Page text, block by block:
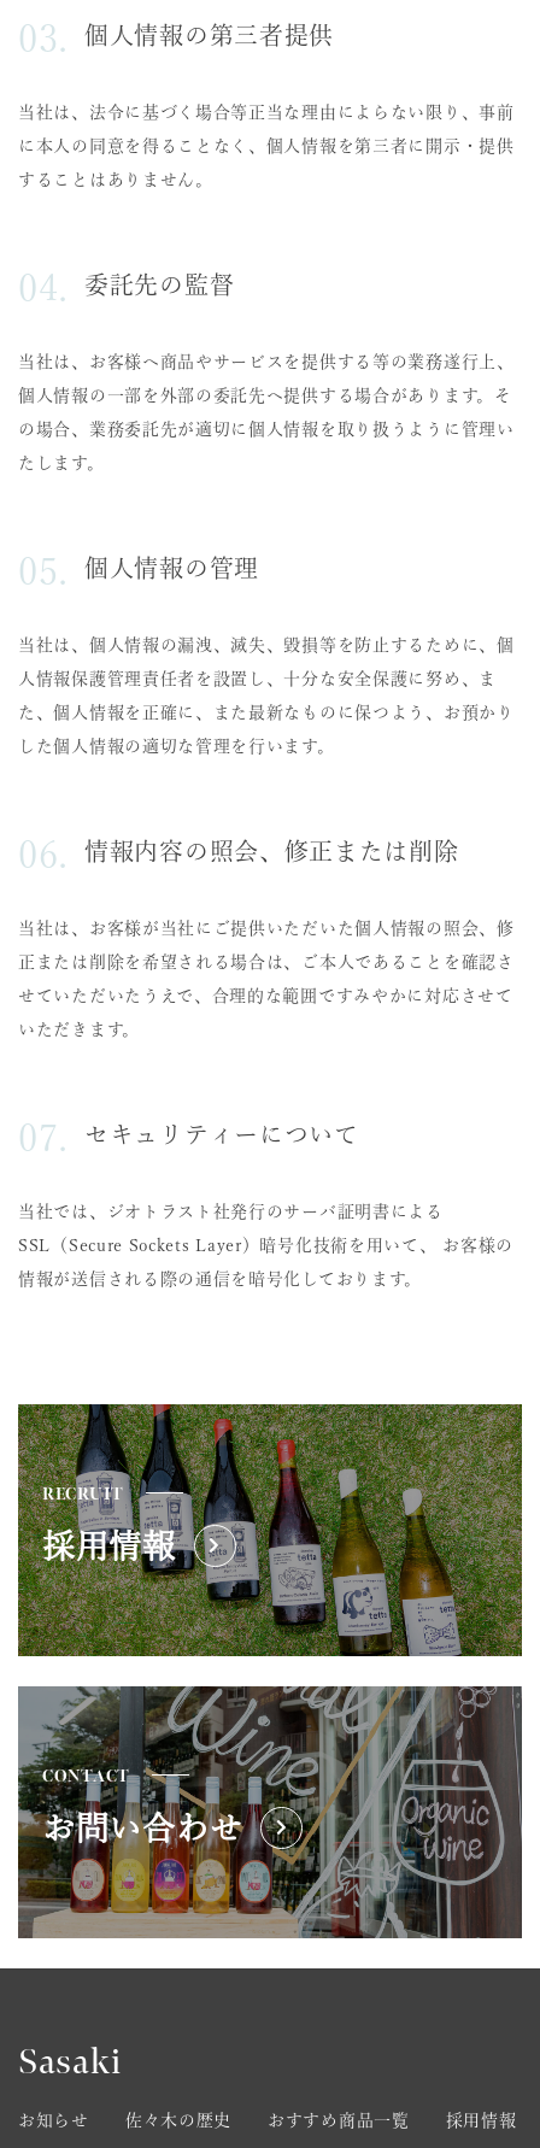
個人情報の第三者提供
当社は、法令に基づく場合等正当な理由によらない限り、事前
に本人の同意を得ることなく、個人情報を第三者に開示・提供
することはありません。
委託先の監督
当社は、お客様へ商品やサービスを提供する等の業務遂行上、
個人情報の一部を外部の委託先へ提供する場合があります。そ
の場合、業務委託先が適切に個人情報を取り扱うように管理い
たします。
個人情報の管理
当社は、個人情報の漏洩、滅失、毀損等を防止するために、個
人情報保護管理責任者を設置し、十分な安全保護に努め、ま
た、個人情報を正確に、また最新なものに保つよう、お預かり
した個人情報の適切な管理を行います。
情報内容の照会、修正または削除
当社は、お客様が当社にご提供いただいた個人情報の照会、修
正または削除を希望される場合は、ご本人であることを確認さ
せていただいたうえで、合理的な範囲ですみやかに対応させて
いただきます。
セキュリティーについて
当社では、ジオトラスト社発行のサーバ証明書による
SSL（Secure Sockets Layer）暗号化技術を用いて、 お客様の
情報が送信される際の通信を暗号化しております。
RECRUIT
採用情報
CONTACT
お問い合わせ
Sasaki
お知らせ 佐々木の歴史 おすすめ商品一覧 採用情報